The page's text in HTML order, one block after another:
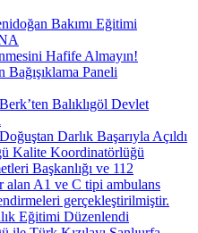
Bakımı Eğitimi
Hafife Almayın!
Bağışıklama Paneli
Balıklıgöl Devlet
Darlık Başarıyla Açıldı
Kalite Koordinatörlüğü
Başkanlığı ve 112
alan A1 ve C tipi ambulans
gerçekleştirilmiştir.
Eğitimi Düzenlendi